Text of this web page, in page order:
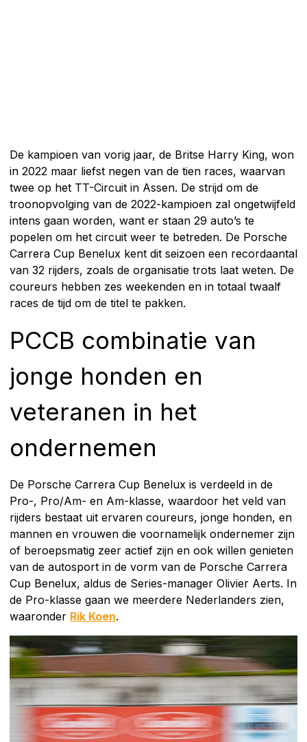
De kampioen van vorig jaar, de Britse Harry King, won
in 2022 maar liefst negen van de tien races, waarvan
twee op het TT-Circuit in Assen. De strijd om de
troonopvolging van de 2022-kampioen zal ongetwijfeld
intens gaan worden, want er staan 29 auto’s te
popelen om het circuit weer te betreden. De Porsche
Carrera Cup Benelux kent dit seizoen een recordaantal
van 32 rijders, zoals de organisatie trots laat weten. De
coureurs hebben zes weekenden en in totaal twaalf
races de tijd om de titel te pakken.
PCCB combinatie van
jonge honden en
veteranen in het
ondernemen
De Porsche Carrera Cup Benelux is verdeeld in de
Pro-, Pro/Am- en Am-klasse, waardoor het veld van
rijders bestaat uit ervaren coureurs, jonge honden, en
mannen en vrouwen die voornamelijk ondernemer zijn
of beroepsmatig zeer actief zijn en ook willen genieten
van de autosport in de vorm van de Porsche Carrera
Cup Benelux, aldus de Series-manager Olivier Aerts. In
de Pro-klasse gaan we meerdere Nederlanders zien,
waaronder Rik Koen.